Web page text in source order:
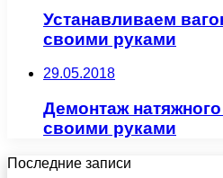
Устанавливаем
своими руками
29.05.2018
Демонтаж
своими руками
Последние записи